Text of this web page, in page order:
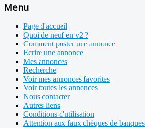
Menu
Page d'accueil
Quoi de neuf en v2 ?
Comment poster une annonce
Ecrire une annonce
Mes annonces
Recherche
Voir mes annonces favorites
Voir toutes les annonces
Nous contacter
Autres liens
Conditions d'utilisation
Attention aux faux chèques de banques